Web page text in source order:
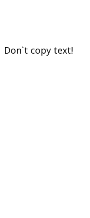
Don`t copy text!